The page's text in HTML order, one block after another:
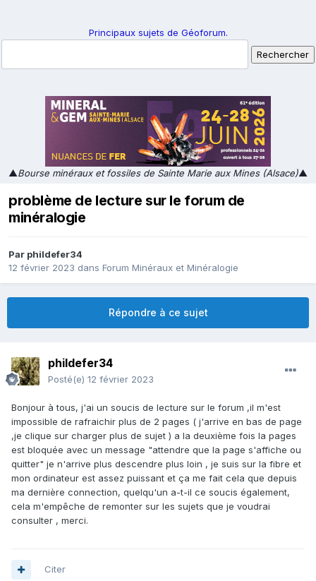
Principaux sujets de Géoforum.
▲Bourse minéraux et fossiles de Sainte Marie aux Mines (Alsace)▲
problème de lecture sur le forum de
minéralogie
Par phildefer34
12 février 2023 dans Forum Minéraux et Minéralogie
Répondre à ce sujet
phildefer34
Posté(e) 12 février 2023
Bonjour à tous, j'ai un soucis de lecture sur le forum ,il m'est
impossible de rafraichir plus de 2 pages ( j'arrive en bas de page
,je clique sur charger plus de sujet ) a la deuxième fois la pages
est bloquée avec un message "attendre que la page s'affiche ou
quitter" je n'arrive plus descendre plus loin , je suis sur la fibre et
mon ordinateur est assez puissant et ça me fait cela que depuis
ma dernière connection, quelqu'un a-t-il ce soucis également,
cela m'empêche de remonter sur les sujets que je voudrai
consulter , merci.
Citer